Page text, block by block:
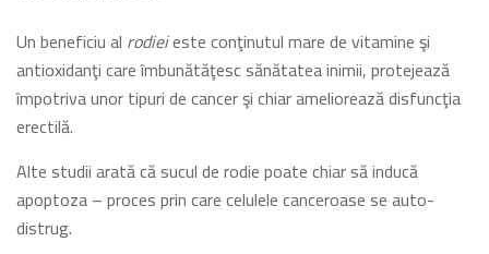
Un beneficiu al rodieieste conţinutul mare de vitamine şi
antioxidanţi care îmbunătăţesc sănătatea inimii, protejează
împotriva unor tipuri de cancer şi chiar ameliorează disfuncţia
erectilă.
Alte studii arată că sucul de rodie poate chiar să inducă
apoptoza – proces prin care celulele canceroase se auto-
distrug.